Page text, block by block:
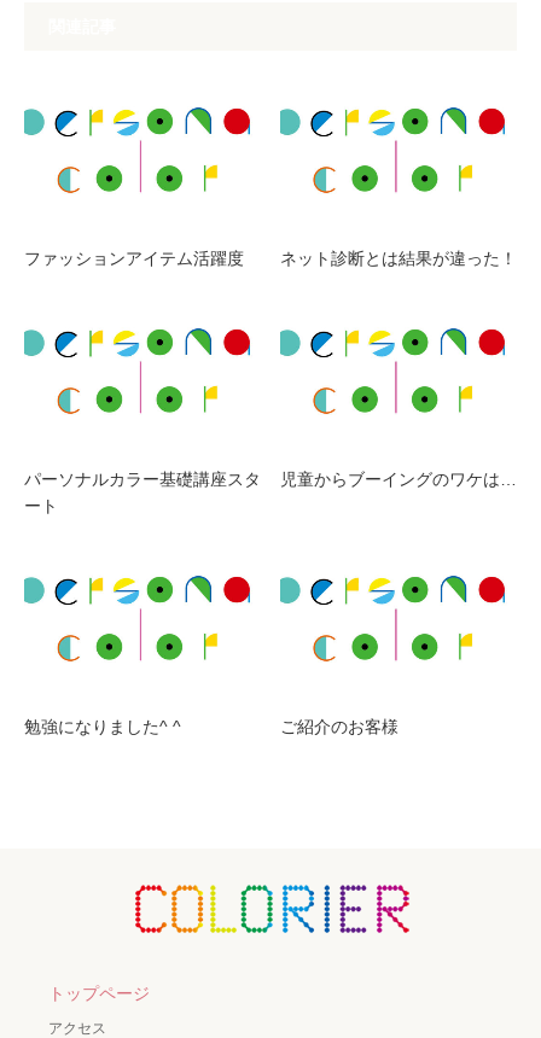
ファッションアイテム活躍度 ネット診断とは結果が違った！
パーソナルカラー基礎講座スタ
ート
児童からブーイングのワケは…
勉強になりました^ ^ ご紹介のお客様
トップページ
アクセス